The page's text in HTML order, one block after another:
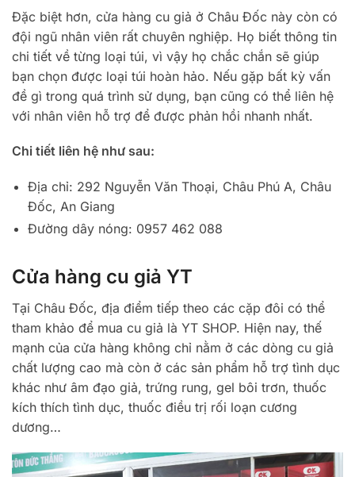
Đặc biệt hơn, cửa hàng cu giả ở Châu Đốc này còn có
đội ngũ nhân viên rất chuyên nghiệp. Họ biết thông tin
chi tiết về từng loại túi, vì vậy họ chắc chắn sẽ giúp
bạn chọn được loại túi hoàn hảo. Nếu gặp bất kỳ vấn
đề gì trong quá trình sử dụng, bạn cũng có thể liên hệ
với nhân viên hỗ trợ để được phản hồi nhanh nhất.
Chi tiết liên hệ như sau:
Địa chỉ: 292 Nguyễn Văn Thoại, Châu Phú A, Châu
Đốc, An Giang
Đường dây nóng: 0957 462 088
Cửa hàng cu giả YT
Tại Châu Đốc, địa điểm tiếp theo các cặp đôi có thể
tham khảo để mua cu giả là YT SHOP. Hiện nay, thế
mạnh của cửa hàng không chỉ nằm ở các dòng cu giả
chất lượng cao mà còn ở các sản phẩm hỗ trợ tình dục
khác như âm đạo giả, trứng rung, gel bôi trơn, thuốc
kích thích tình dục, thuốc điều trị rối loạn cương
dương…